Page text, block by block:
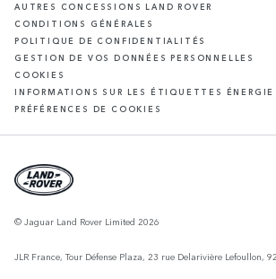
AUTRES CONCESSIONS LAND ROVER
CONDITIONS GÉNÉRALES
POLITIQUE DE CONFIDENTIALITÉS
GESTION DE VOS DONNÉES PERSONNELLES
COOKIES
INFORMATIONS SUR LES ÉTIQUETTES ÉNERGIE
PRÉFÉRENCES DE COOKIES
© Jaguar Land Rover Limited 2026
JLR France, Tour Défense Plaza, 23 rue Delarivière Lefoullon,